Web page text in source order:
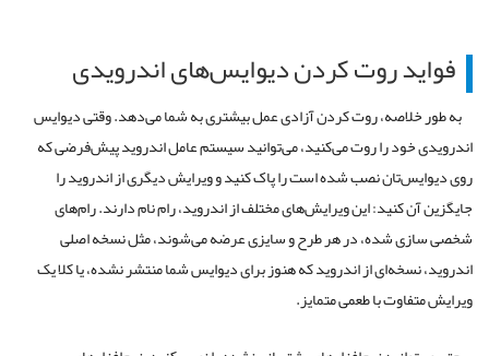
فواید روت کردن دیوایس‌های اندرویدی
به طور خلاصه، روت کردن آزادی عمل بیشتری به شما می‌دهد. وقتی دیوایس
اندرویدی خود را روت می‌کنید، می‌توانید سیستم عامل اندروید پیش‌فرضی که
روی دیوایس‌تان نصب شده است را پاک کنید و ویرایش دیگری از اندروید را
جایگزین آن کنید: این ویرایش‌های مختلف از اندروید، رام نام دارند. رام‌های
شخصی سازی شده، در هر طرح و سایزی عرضه می‌شوند، مثل نسخه اصلی
اندروید، نسخه‌ای از اندروید که هنوز برای دیوایس شما منتشر نشده، یا کلا یک
ویرایش متفاوت با طعمی متمایز.